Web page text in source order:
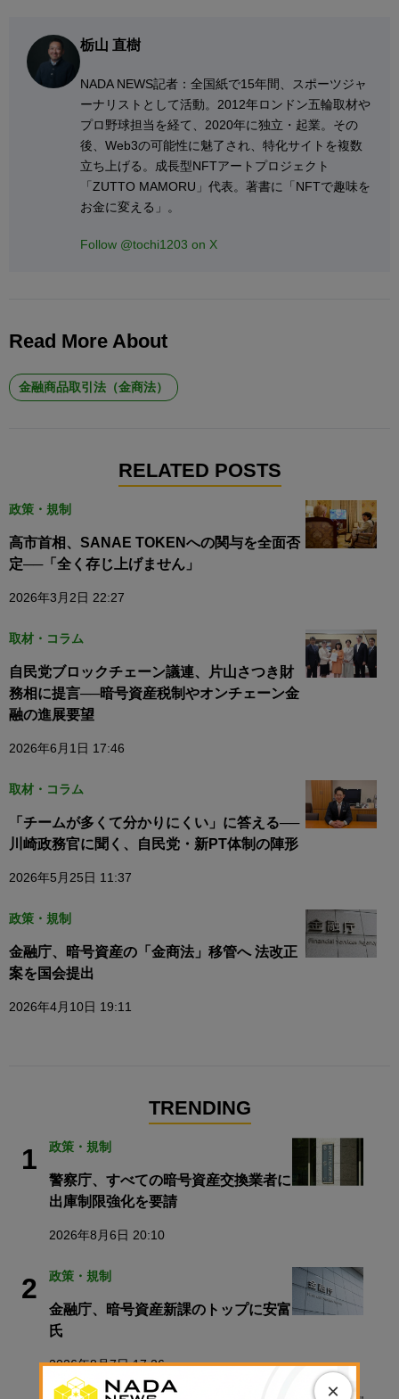
栃山 直樹
NADA NEWS記者：全国紙で15年間、スポーツジャ
ーナリストとして活動。2012年ロンドン五輪取材や
プロ野球担当を経て、2020年に独立・起業。その
後、Web3の可能性に魅了され、特化サイトを複数
立ち上げる。成長型NFTアートプロジェクト
「ZUTTO MAMORU」代表。著書に「NFTで趣味を
お金に変える」。
Follow @tochi1203 on X
Read More About
金融商品取引法（金商法）
RELATED POSTS
政策・規制
高市首相、SANAE TOKENへの関与を全面否
定──「全く存じ上げません」
2026年3月2日 22:27
取材・コラム
自民党ブロックチェーン議連、片山さつき財
務相に提言──暗号資産税制やオンチェーン金
融の進展要望
2026年6月1日 17:46
取材・コラム
「チームが多くて分かりにくい」に答える──
川崎政務官に聞く、自民党・新PT体制の陣形
2026年5月25日 11:37
政策・規制
金融庁、暗号資産の「金商法」移管へ 法改正
案を国会提出
2026年4月10日 19:11
TRENDING
1 政策・規制
警察庁、すべての暗号資産交換業者に
出庫制限強化を要請
2026年8月6日 20:10
2 政策・規制
金融庁、暗号資産新課のトップに安富
氏
2026年8月7日 17:26
×